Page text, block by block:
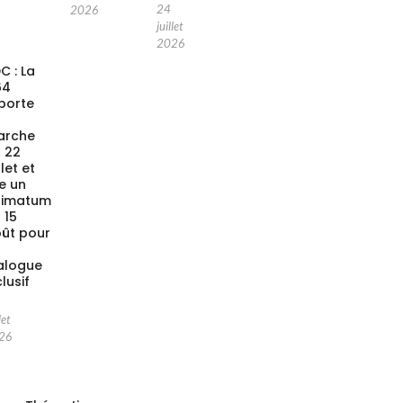
2026
24
juillet
2026
: La
22
et
un
pour